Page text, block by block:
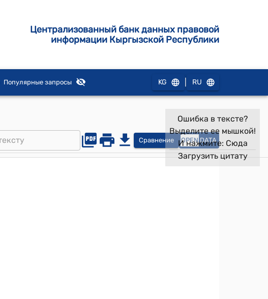
Централизованный банк данных правовой
информации Кыргызской Республики
Популярные запросы KG RU
Сравнение OPEN DATA
Ошибка в тексте?
Выделите ее мышкой!
И нажмите: Сюда
Загрузить цитату